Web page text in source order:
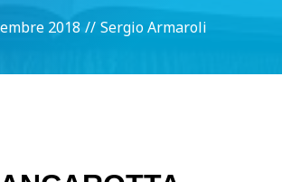
2018 // Sergio Armaroli